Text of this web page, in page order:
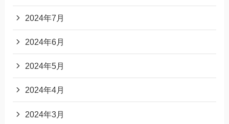
2024年7月
2024年6月
2024年5月
2024年4月
2024年3月